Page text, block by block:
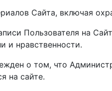
Сайта, включая
Пользователя на
и нравственности.
о том, что
на сайте.